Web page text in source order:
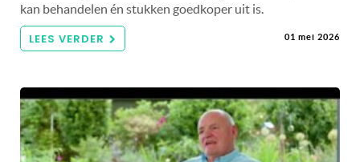
kan behandelen én stukken goedkoper uit is.
LEES VERDER 01 mei 2026